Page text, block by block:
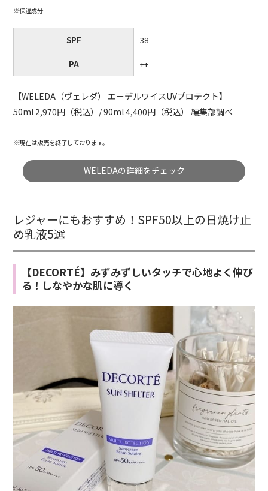
※保湿成分
SPF 38
PA ++
【WELEDA（ヴェレダ） エーデルワイスUVプロテクト】
50ml 2,970円（税込）/ 90ml 4,400円（税込）編集部調べ
※現在は販売を終了しております。
WELEDAの詳細をチェック
レジャーにもおすすめ！SPF50以上の日焼け止
め乳液5選
【DECORTÉ】みずみずしいタッチで心地よく伸び
る！しなやかな肌に導く